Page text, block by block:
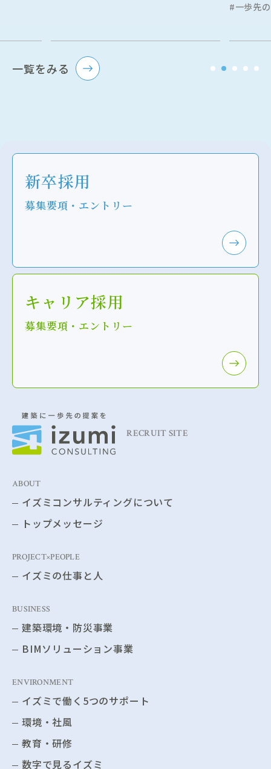
一歩先
一覧をみる
新卒採用
募集要項・エントリー
キャリア採用
募集要項・エントリー
RECRUIT SITE
ABOUT
イズミコンサルティングについて
トップメッセージ
PROJECT×PEOPLE
イズミの仕事と人
BUSINESS
建築環境・防災事業
BIMソリューション事業
ENVIRONMENT
イズミで働く5つのサポート
環境・社風
教育・研修
数字で見るイズミ